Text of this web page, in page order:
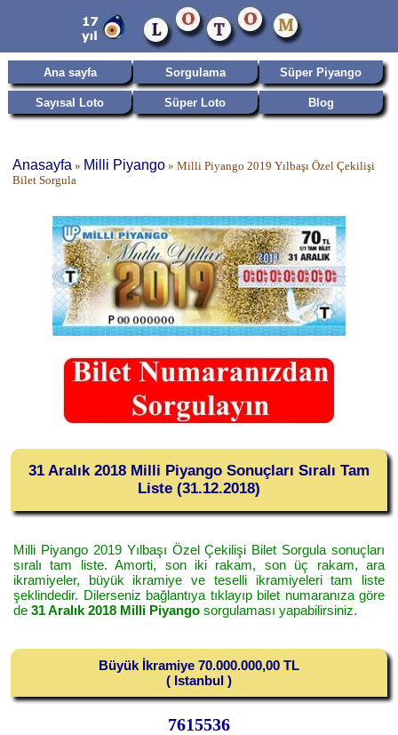
Ana sayfa Sorgulama Süper Piyango
Sayısal Loto Süper Loto Blog
Anasayfa » Milli Piyango» Milli Piyango 2019 Yılbaşı Özel Çekilişi
Bilet Sorgula
31 Aralık 2018 Milli Piyango Sonuçları Sıralı Tam
Liste (31.12.2018)
Milli Piyango 2019 Yılbaşı Özel Çekilişi Bilet Sorgula sonuçları
sıralı tam liste. Amorti, son iki rakam, son üç rakam, ara
ikramiyeler, büyük ikramiye ve teselli ikramiyeleri tam liste
şeklindedir. Dilerseniz bağlantıya tıklayıp bilet numaranıza göre
de 31 Aralık 2018 Milli Piyango sorgulaması yapabilirsiniz.
Büyük İkramiye 70.000.000,00 TL
( Istanbul )
7615536